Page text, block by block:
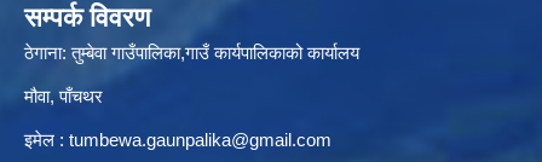
सम्पर्क विवरण
ठेगाना: तुम्बेवा गाउँपालिका,गाउँ कार्यपालिकाको कार्यालय
मौवा, पाँचथर
इमेल : tumbewa.gaunpalika@gmail.com